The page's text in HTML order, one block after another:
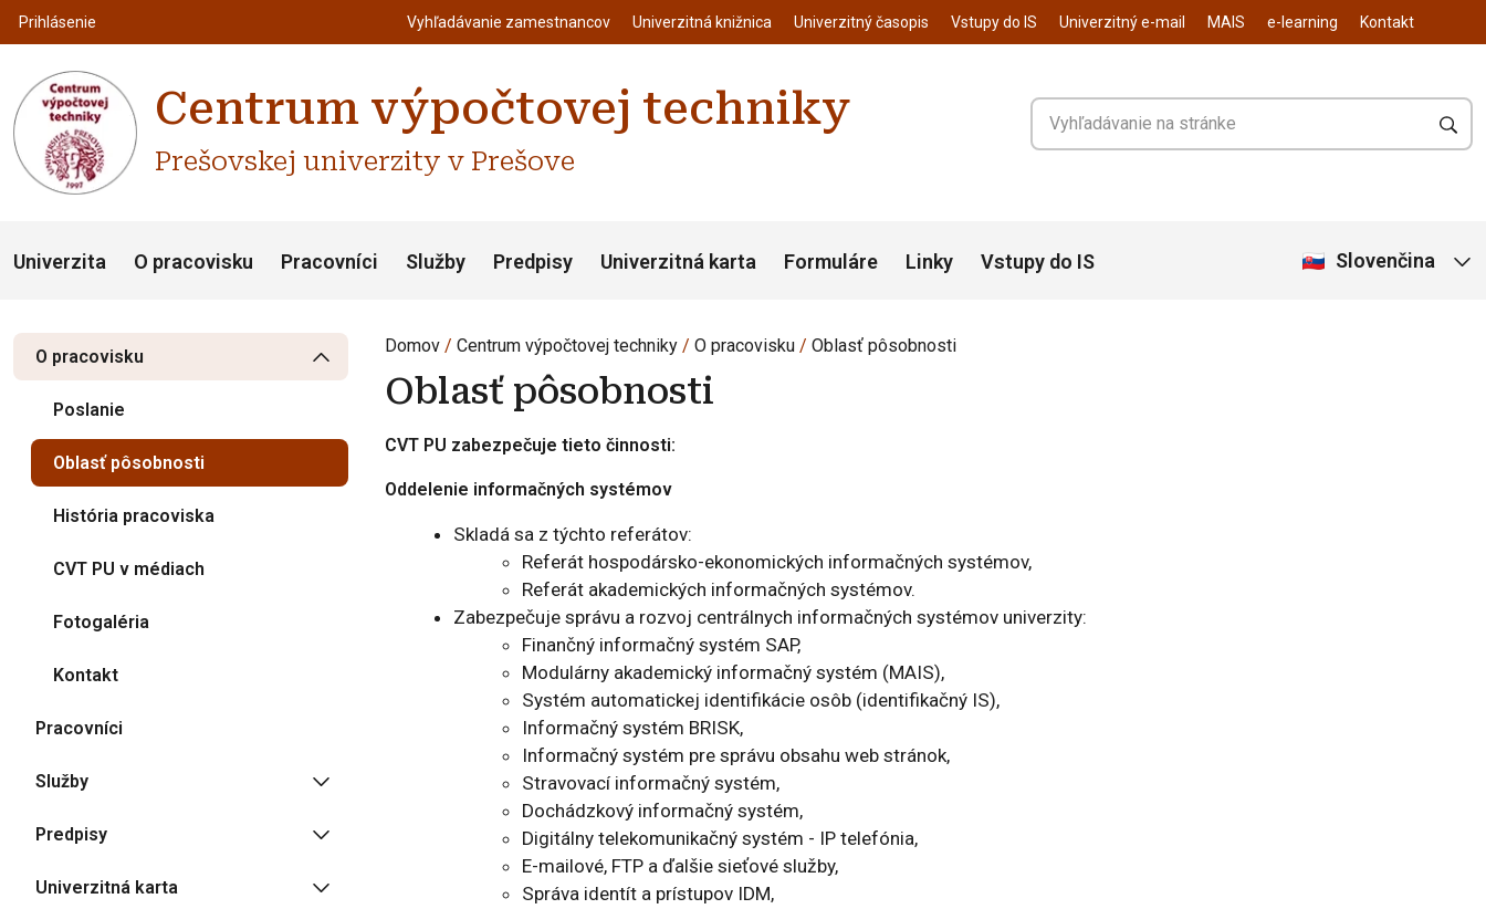
Skočiť na hlavný obsah
Používateľské menu
Prihlásenie Top menu
Vyhľadávanie zamestnancov Univerzitná knižnica Univerzitný časopis Vstupy do IS Univerzitný e-mail MAIS e-learning Kontakt
Centrum výpočtovej techniky
Prešovskej univerzity v Prešove
Univerzita O pracovisku Pracovníci Služby Predpisy Univerzitná karta Formuláre Linky Vstupy do IS Slovenčina
Domov Centrum výpočtovej techniky O pracovisku Oblasť pôsobnosti
Oblasť pôsobnosti
CVT PU zabezpečuje tieto činnosti:
Oddelenie informačných systémov
Skladá sa z týchto referátov:
Referát hospodársko-ekonomických informačných systémov,
Referát akademických informačných systémov.
Zabezpečuje správu a rozvoj centrálnych informačných systémov univerzity:
Finančný informačný systém SAP,
Modulárny akademický informačný systém (MAIS),
Systém automatickej identifikácie osôb (identifikačný IS),
Informačný systém BRISK,
Informačný systém pre správu obsahu web stránok,
Stravovací informačný systém,
Dochádzkový informačný systém,
Digitálny telekomunikačný systém - IP telefónia,
E-mailové, FTP a ďalšie sieťové služby,
Správa identít a prístupov IDM,
O pracovisku
Poslanie
Oblasť pôsobnosti
História pracoviska
CVT PU v médiach
Fotogaléria
Kontakt
Pracovníci
Služby
Predpisy
Univerzitná karta